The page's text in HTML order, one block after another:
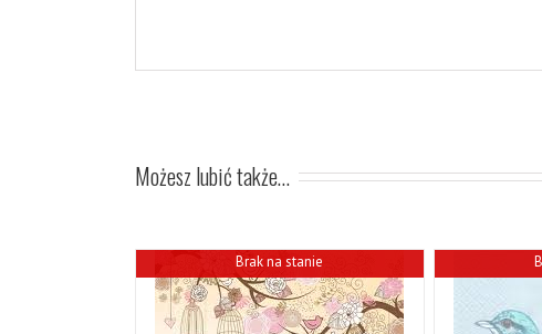
Możesz lubić także…
Brak na stanie